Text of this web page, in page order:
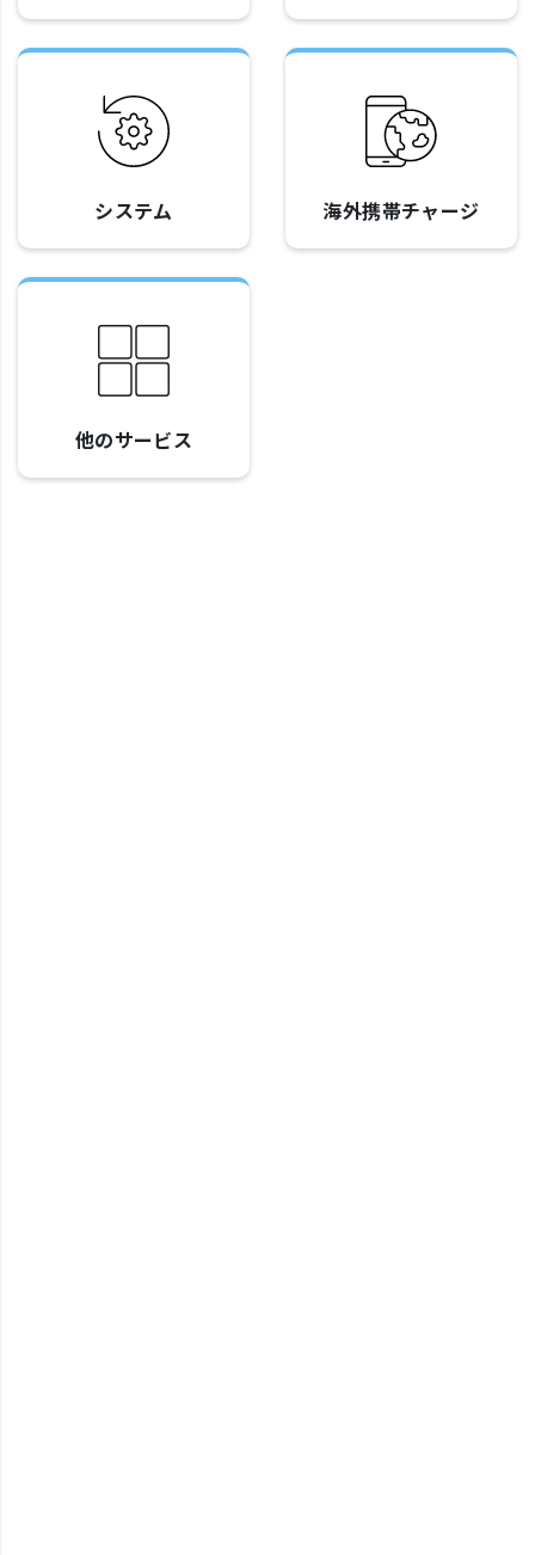
システム 海外携帯チャージ
他のサービス